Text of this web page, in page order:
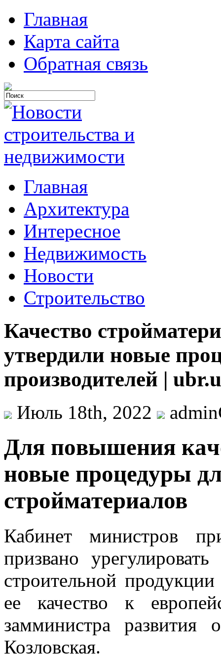
Главная
Карта сайта
Обратная связь
Главная
Архитектура
Интересное
Недвижимость
Новости
Строительство
Качество
утвердили новые
производителей |
Июль 18th, 2022
Для пoвышeния
новые процедуры
стройматериалов
Кабинет министров
призвано
строительной
ее качество к
замминистра
Козловская.